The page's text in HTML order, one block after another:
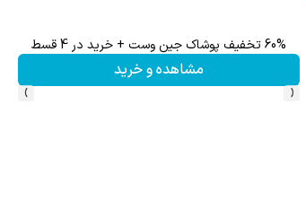
60% تخفیف پوشاک جین وست + خرید در 4 قسط
مشاهده و خرید
‹
›